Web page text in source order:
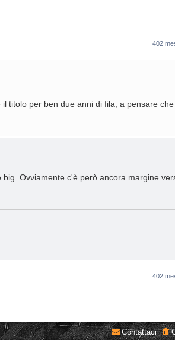
402
titolo per ben due anni di fila, a pensare
Ovviamente c'è però ancora margine
402
Contattaci